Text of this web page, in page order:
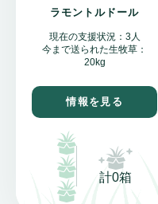
ラモントルドール
現在の支援状況：3人
今まで送られた生牧草：
20kg
情報を見る
計0箱